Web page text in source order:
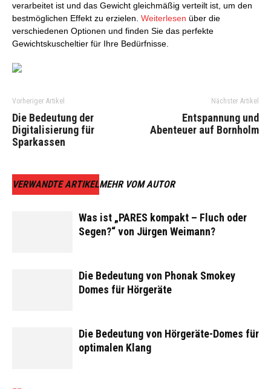
verarbeitet ist und das Gewicht gleichmäßig verteilt ist, um den
bestmöglichen Effekt zu erzielen. Weiterlesen über die
verschiedenen Optionen und finden Sie das perfekte
Gewichtskuscheltier für Ihre Bedürfnisse.
Vorheriger Artikel
Die Bedeutung der
Digitalisierung für
Sparkassen
Nächster Artikel
Entspannung und
Abenteuer auf Bornholm
VERWANDTE ARTIKELMEHR VOM AUTOR
Was ist „PARES kompakt – Fluch oder
Segen?“ von Jürgen Weimann?
Die Bedeutung von Phonak Smokey
Domes für Hörgeräte
Die Bedeutung von Hörgeräte-Domes für
optimalen Klang